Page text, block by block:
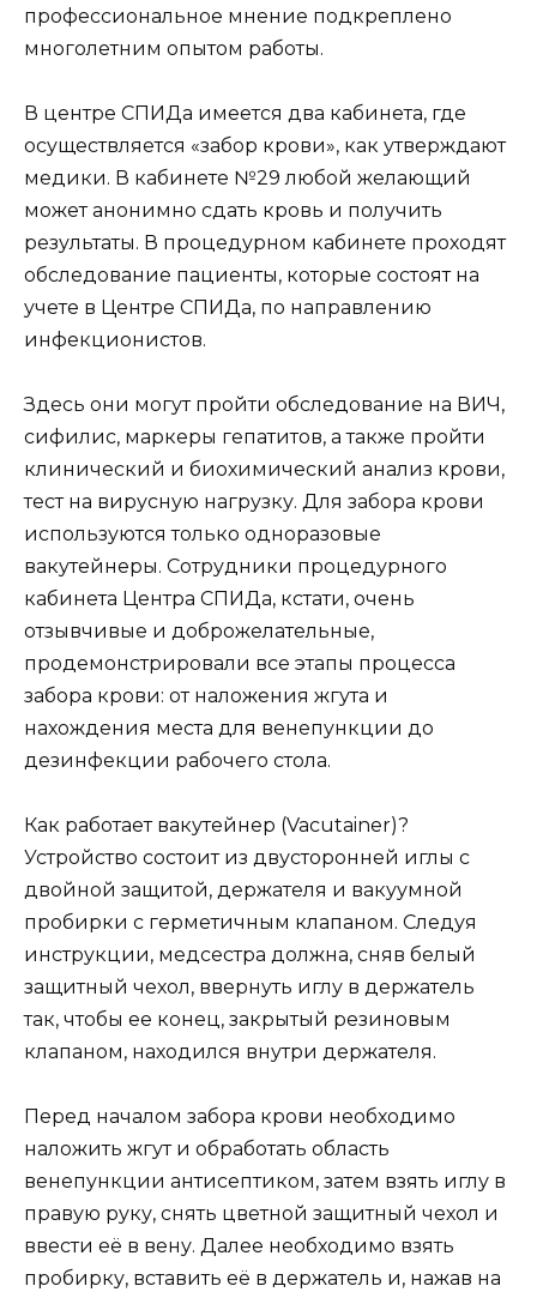
профессиональное мнение подкреплено
многолетним опытом работы.
В центре СПИДа имеется два кабинета, где
осуществляется «забор крови», как утверждают
медики. В кабинете №29 любой желающий
может анонимно сдать кровь и получить
результаты. В процедурном кабинете проходят
обследование пациенты, которые состоят на
учете в Центре СПИДа, по направлению
инфекционистов.
Здесь они могут пройти обследование на ВИЧ,
сифилис, маркеры гепатитов, а также пройти
клинический и биохимический анализ крови,
тест на вирусную нагрузку. Для забора крови
используются только одноразовые
вакутейнеры. Сотрудники процедурного
кабинета Центра СПИДа, кстати, очень
отзывчивые и доброжелательные,
продемонстрировали все этапы процесса
забора крови: от наложения жгута и
нахождения места для венепункции до
дезинфекции рабочего стола.
Как работает вакутейнер (Vacutainer)?
Устройство состоит из двусторонней иглы с
двойной защитой, держателя и вакуумной
пробирки с герметичным клапаном. Следуя
инструкции, медсестра должна, сняв белый
защитный чехол, ввернуть иглу в держатель
так, чтобы ее конец, закрытый резиновым
клапаном, находился внутри держателя.
Перед началом забора крови необходимо
наложить жгут и обработать область
венепункции антисептиком, затем взять иглу в
правую руку, снять цветной защитный чехол и
ввести её в вену. Далее необходимо взять
пробирку, вставить её в держатель и, нажав на